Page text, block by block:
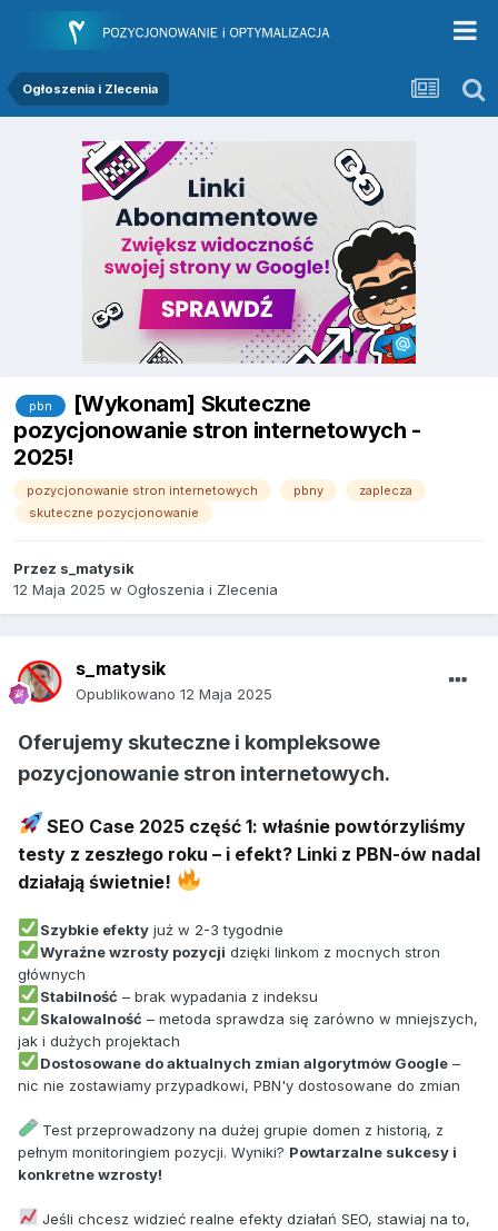
Ogłoszenia i Zlecenia
pbn
[Wykonam] Skuteczne
pozycjonowanie stron internetowych -
2025!
pozycjonowanie stron internetowych pbny
zaplecza
skuteczne pozycjonowanie
Przez s_matysik
12 Maja 2025 w Ogłoszenia i Zlecenia
s_matysik
Opublikowano 12 Maja 2025
Oferujemy skuteczne i kompleksowe
pozycjonowanie stron internetowych.
SEO Case 2025 część 1: właśnie powtórzyliśmy
testy z zeszłego roku – i efekt? Linki z PBN-ów nadal
działają świetnie!
Szybkie efekty już w 2-3 tygodnie
Wyraźne wzrosty pozycji dzięki linkom z mocnych stron
głównych
Stabilność – brak wypadania z indeksu
Skalowalność – metoda sprawdza się zarówno w mniejszych,
jak i dużych projektach
Dostosowane do aktualnych zmian algorytmów Google –
nic nie zostawiamy przypadkowi, PBN'y dostosowane do zmian
Test przeprowadzony na dużej grupie domen z historią, z
pełnym monitoringiem pozycji. Wyniki? Powtarzalne sukcesy i
konkretne wzrosty!
Jeśli chcesz widzieć realne efekty działań SEO, stawiaj na to,